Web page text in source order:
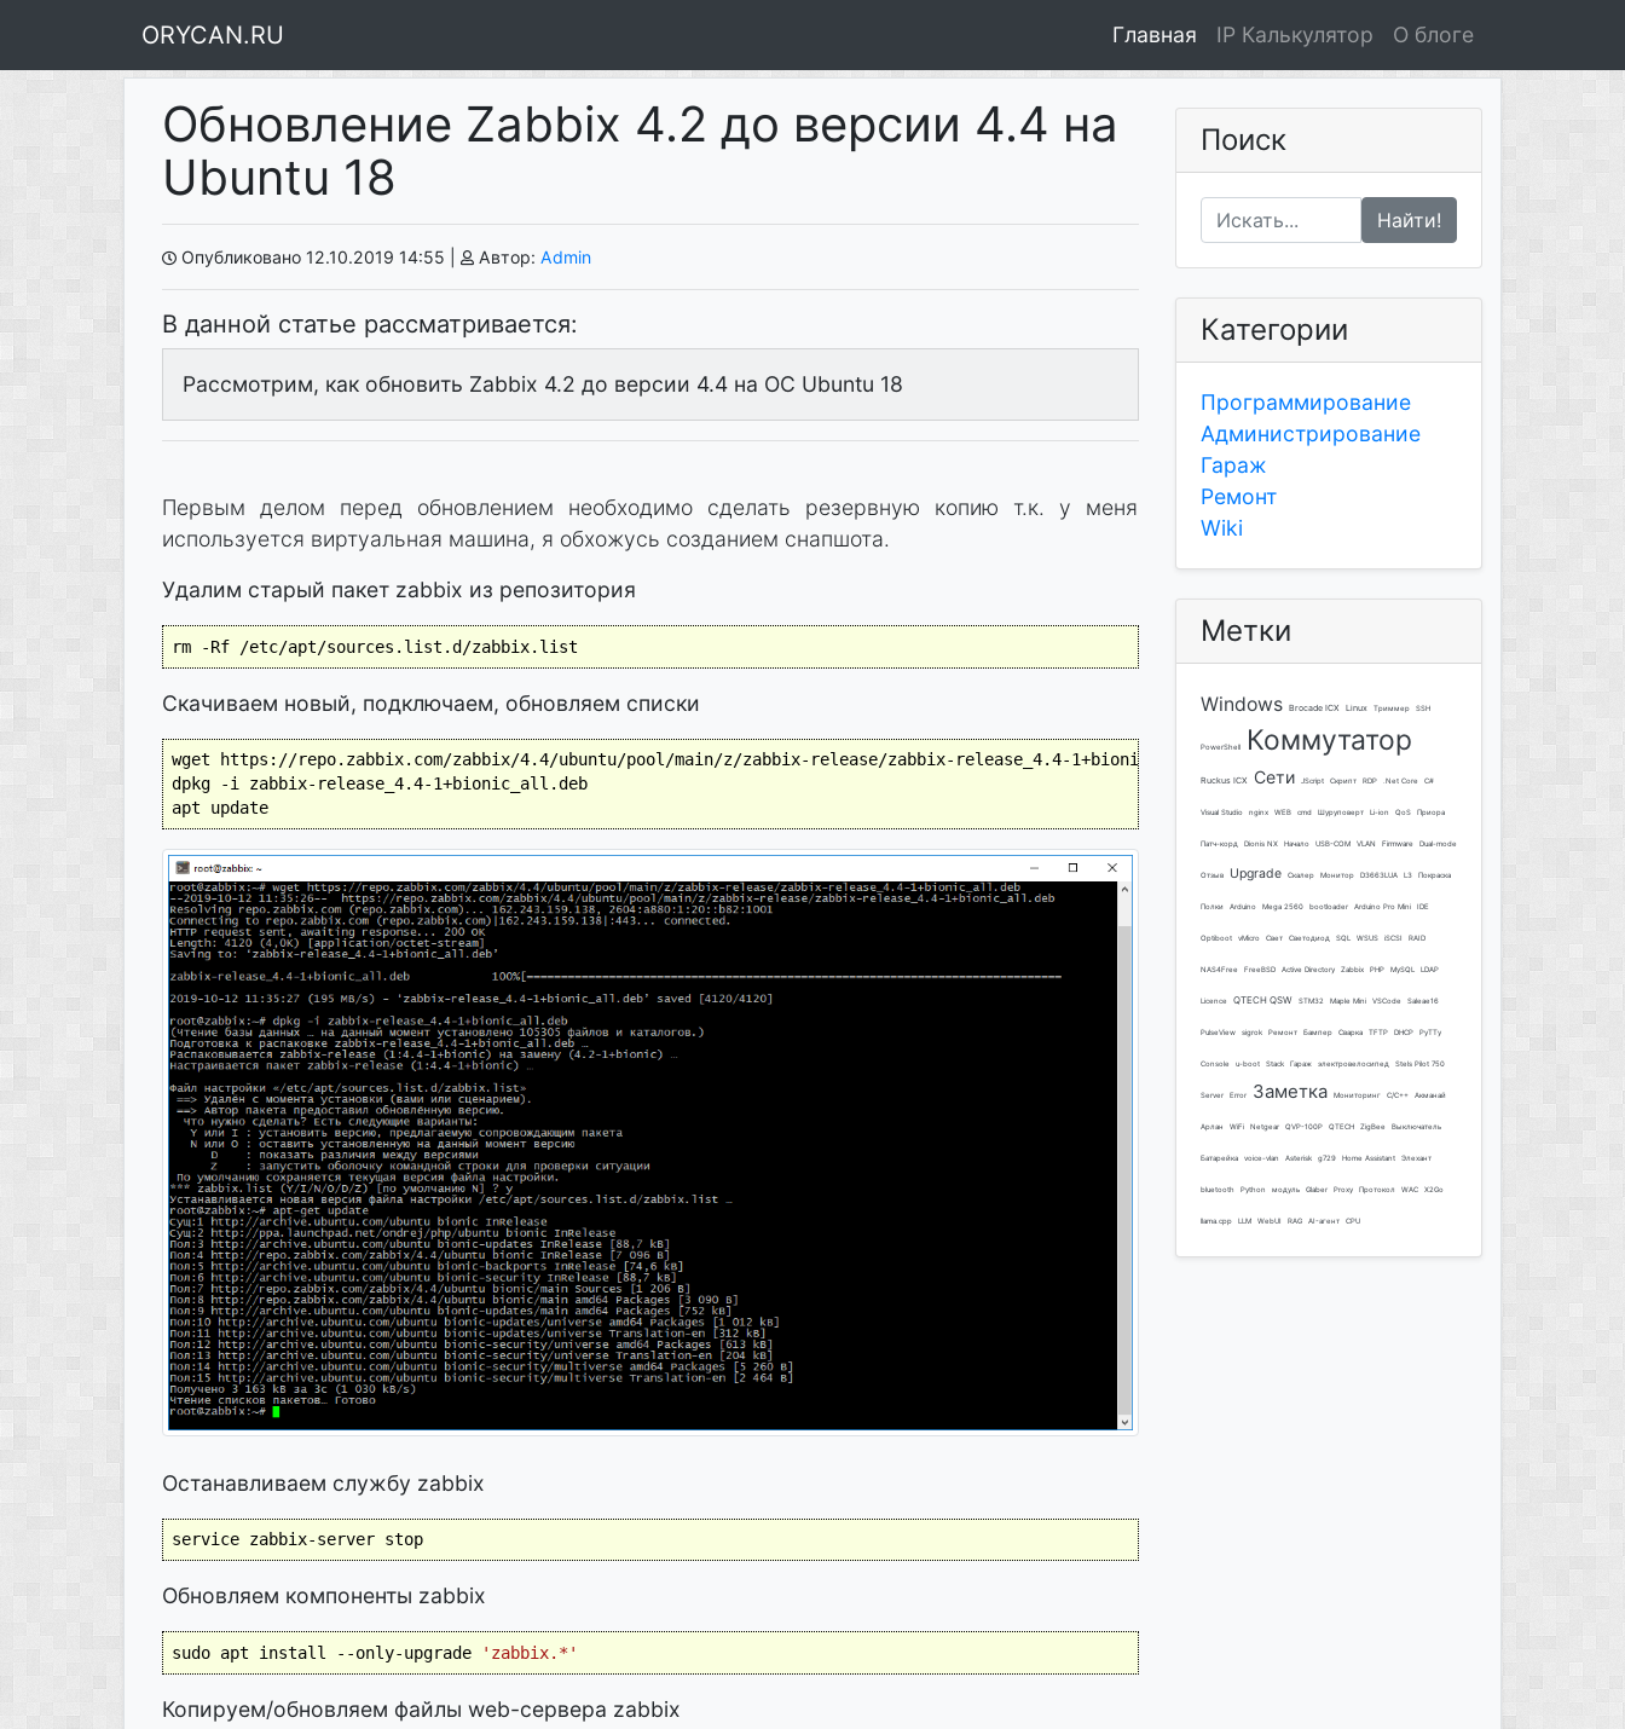
ORYCAN.RU Главная IP Калькулятор О блоге
Обновление Zabbix 4.2 до версии 4.4 на
Ubuntu 18
Опубликовано 12.10.2019 14:55 Автор: Admin
В данной статье рассматривается:
Рассмотрим, как обновить Zabbix 4.2 до версии 4.4 на ОС Ubuntu 18
Первым делом перед обновлением необходимо сделать резервную копию т.к. у меня
используется виртуальная машина, я обхожусь созданием снапшота.
Удалим старый пакет zabbix из репозитория
rm -Rf /etc/apt/sources.list.d/zabbix.list
Скачиваем новый, подключаем, обновляем списки
wget https://repo.zabbix.com/zabbix/4.4/ubuntu/pool/main/z/zabbix-release/zabbix-release_4.4-1+bionic_all.deb
dpkg -i zabbix-release_4.4-1+bionic_all.deb
apt update
Останавливаем службу zabbix
service zabbix-server stop
Обновляем компоненты zabbix
sudo apt install --only-upgrade 'zabbix.*'
Копируем/обновляем файлы web-сервера zabbix
Поиск
Найти!
Категории
Программирование
Администрирование
Гараж
Ремонт
Wiki
Метки
Windows Brocade ICX Linux Триммер SSH
PowerShell Коммутатор
Ruckus ICX Сети JScript Скрипт RDP .Net Core C#
Visual Studio nginx WEB cmd Шуруповерт Li-ion QoS Приора
Патч-корд Dionis NX Начало USB-COM VLAN Firmware Dual-mode
Отзыв Upgrade Скалер Монитор D3663LUA L3 Покраска
Полки Arduino Mega 2560 bootloader Arduino Pro Mini IDE
Optiboot vMicro Свет Светодиод SQL WSUS iSCSI RAID
NAS4Free FreeBSD Active Directory Zabbix PHP MySQL LDAP
Licence QTECH QSW STM32 Maple Mini VSCode Saleae16
PulseView sigrok Ремонт Бампер Сварка TFTP DHCP PyTTy
Console u-boot Stack Гараж электровелосипед Stels Pilot 750
Server Error Заметка Мониторинг C/C++ Акманай
Арлан WiFi Netgear QVP-100P QTECH ZigBee Выключатель
Батарейка voice-vlan Asterisk g729 Home Assistant Элехант
bluetooth Python модуль Glaber Proxy Протокол WAC X2Go
llama.cpp LLM WebUI RAG AI-агент CPU